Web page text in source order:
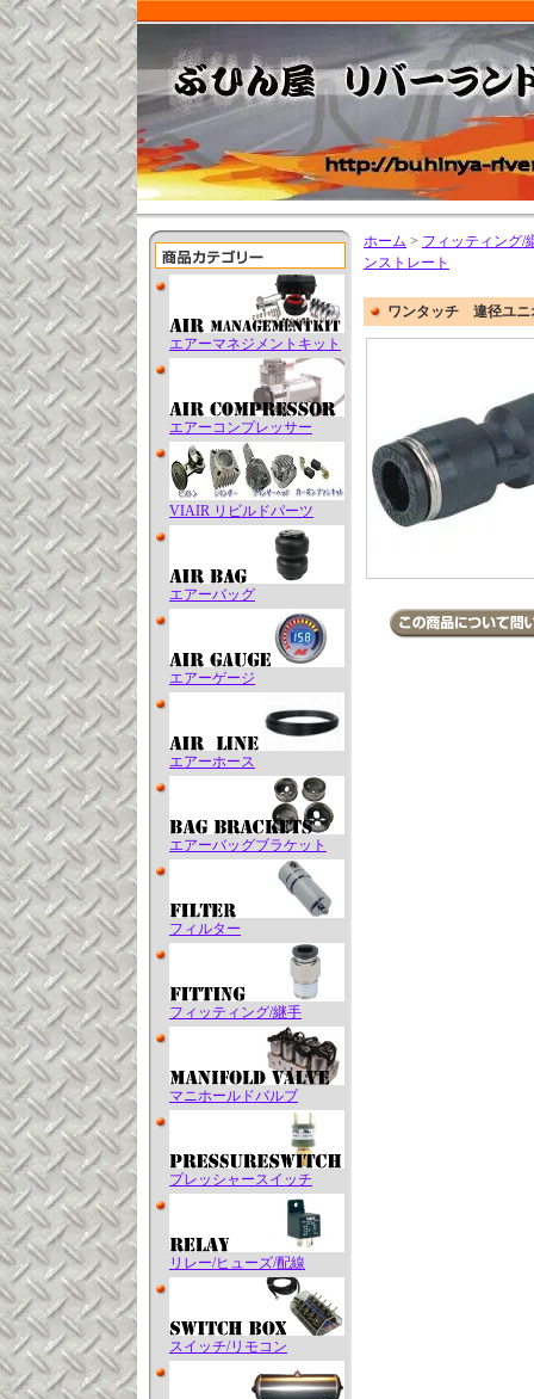
エアーマネジメントキット
エアーコンプレッサー
VIAIR リビルドパーツ
エアーバッグ
エアーゲージ
エアーホース
エアーバッグブラケット
フィルター
フィッティング/継手
マニホールドバルブ
プレッシャースイッチ
リレー/ヒューズ/配線
スイッチ/リモコン
ホーム > フィッティング/
ンストレート
ワンタッチ 違径ユニ